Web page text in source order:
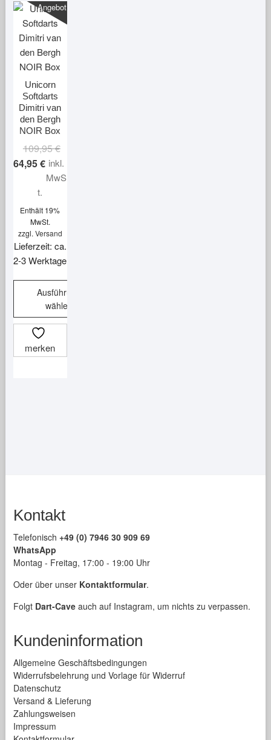
Angebot!
Unicorn
Softdarts
Dimitri van
den Bergh
NOIR Box
109,95€Ursprünglicher
Preis
war:
64,95€
Aktueller
Preis
ist:
inkl.
MwS
t.
Enthält 19%
MwSt.
zzgl. Versand
Lieferzeit: ca.
2-3 Werktage
Ausführung
wählen
Dieses
Produkt
weist
werden
merken
Kontakt
Telefonisch +49 (0) 7946 30 909 69
WhatsApp
Montag - Freitag, 17:00 - 19:00 Uhr
Oder über unser Kontaktformular.
Folgt Dart-Caveauch auf Instagram, um nichts zu verpassen.
Kundeninformation
Allgemeine Geschäftsbedingungen
Widerrufsbelehrung und Vorlage für Widerruf
Datenschutz
Versand & Lieferung
Zahlungsweisen
Impressum